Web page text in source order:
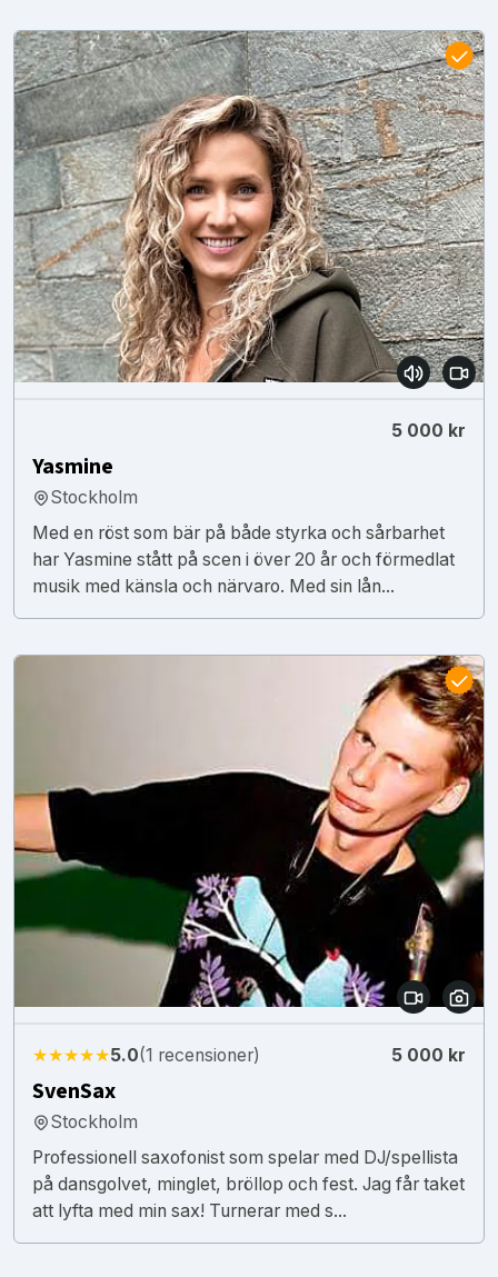
5 000 kr
Yasmine
Stockholm
Med en röst som bär på både styrka och sårbarhet
har Yasmine stått på scen i över 20 år och förmedlat
musik med känsla och närvaro. Med sin lån...
★★★★★5.0(1 recensioner) 5 000 kr
SvenSax
Stockholm
Professionell saxofonist som spelar med DJ/spellista
på dansgolvet, minglet, bröllop och fest. Jag får taket
att lyfta med min sax! Turnerar med s...